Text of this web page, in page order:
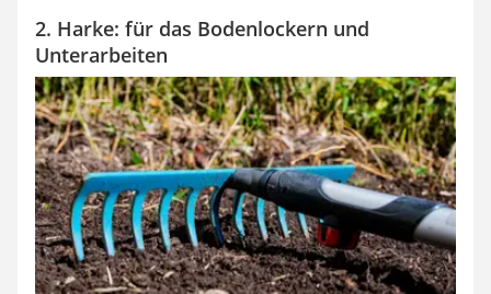
2. Harke: für das Bodenlockern und
Unterarbeiten